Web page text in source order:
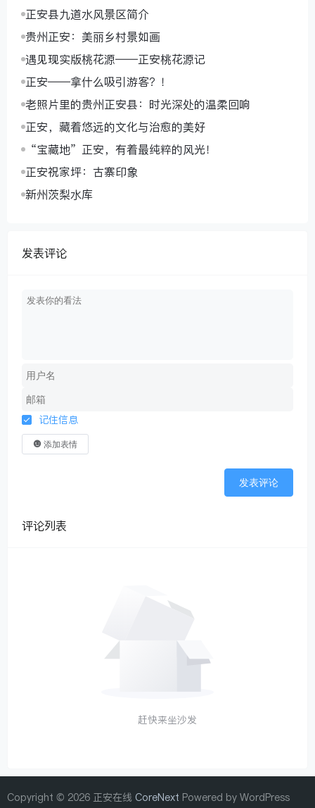
正安县九道水风景区简介
贵州正安：美丽乡村景如画
遇见现实版桃花源——正安桃花源记
正安——拿什么吸引游客？！
老照片里的贵州正安县：时光深处的温柔回响
正安，藏着悠远的文化与治愈的美好
“宝藏地”正安，有着最纯粹的风光！
正安祝家坪：古寨印象
新州茨梨水库
发表评论
记住信息
添加表情
发表评论
评论列表
赶快来坐沙发
Copyright © 2026 正安在线 CoreNext Powered by WordPress